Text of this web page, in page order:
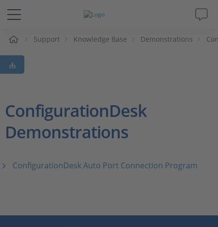
Lösungen & Produkte
Support
Magazin
Support Knowledge Base Demonstrations
ConfigurationDesk
Demonstrations
ConfigurationDesk Auto Port Connection Program